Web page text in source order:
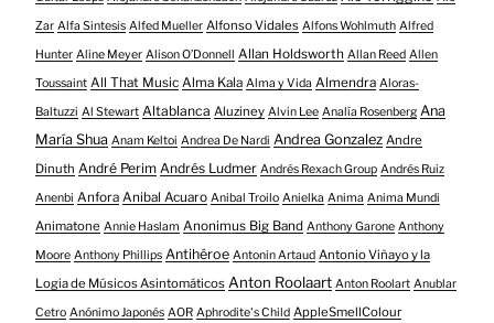
Zar Alfa Sintesis Alfed Mueller Alfonso Vidales Alfons Wohlmuth Alfred
Hunter Aline Meyer Alison O​’​Donnell Allan Holdsworth Allan Reed Allen
Toussaint All That Music Alma Kala Alma y Vida Almendra Aloras-
Baltuzzi Al Stewart Altablanca Aluziney Alvin Lee Analía Rosenberg Ana
María Shua Anam Keltoi Andrea De Nardi Andrea Gonzalez Andre
Dinuth André Perim Andrés Ludmer Andrés Rexach Group Andrés Ruiz
Anenbi Anfora Anibal Acuaro Anibal Troilo Anielka Anima Anima Mundi
Animatone Annie Haslam Anonimus Big Band Anthony Garone Anthony
Moore Anthony Phillips Antihéroe Antonin Artaud Antonio Viñayo y la
Logia de Músicos Asintomáticos Anton Roolaart Anton Roolart Anublar
Cetro Anónimo Japonés AOR Aphrodite's Child AppleSmellColour